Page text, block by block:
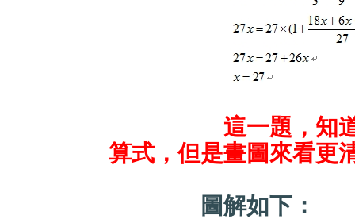
這一題，知
算式，但是畫圖來看更
圖解如下：